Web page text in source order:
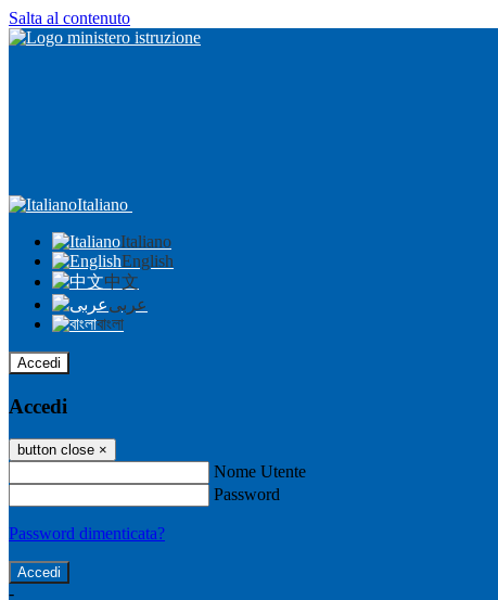
Salta al contenuto
Italiano
Italiano
English
中文
عربى
বাংলা
Accedi
Accedi
button close ×
Nome Utente
Password
Password dimenticata?
-